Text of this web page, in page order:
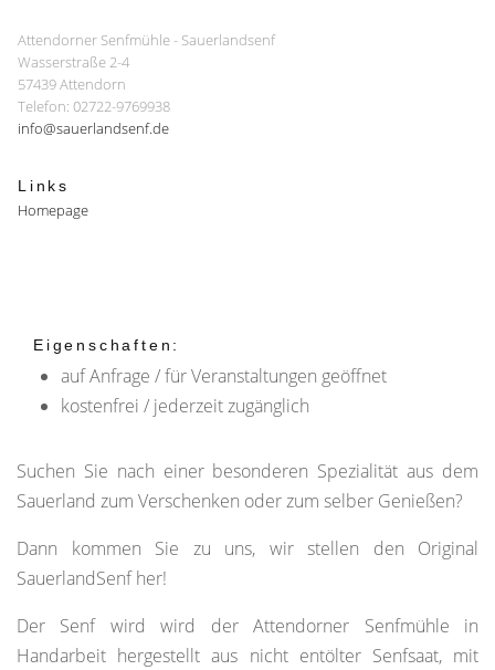
Attendorner Senfmühle - Sauerlandsenf
Wasserstraße 2-4
57439 Attendorn
Telefon: 02722-9769938
info@sauerlandsenf.de
Links
Homepage
Eigenschaften:
auf Anfrage / für Veranstaltungen geöffnet
kostenfrei / jederzeit zugänglich
Suchen Sie nach einer besonderen Spezialität aus dem
Sauerland zum Verschenken oder zum selber Genießen?
Dann kommen Sie zu uns, wir stellen den Original
SauerlandSenf her!
Der Senf wird wird der Attendorner Senfmühle in
Handarbeit hergestellt aus nicht entölter Senfsaat, mit